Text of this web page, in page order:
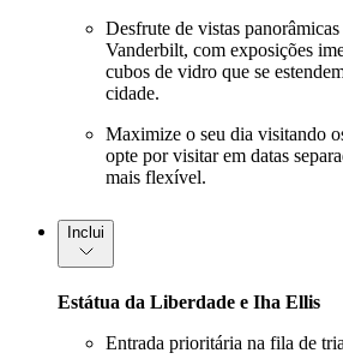
Desfrute de vistas
Vanderbilt, com exposições
cubos de vidro que se
cidade.
Maximize o seu dia visitando
opte por visitar em datas
mais flexível.
Inclui
Estátua da Liberdade e Iha Ellis
Entrada prioritária na fila de